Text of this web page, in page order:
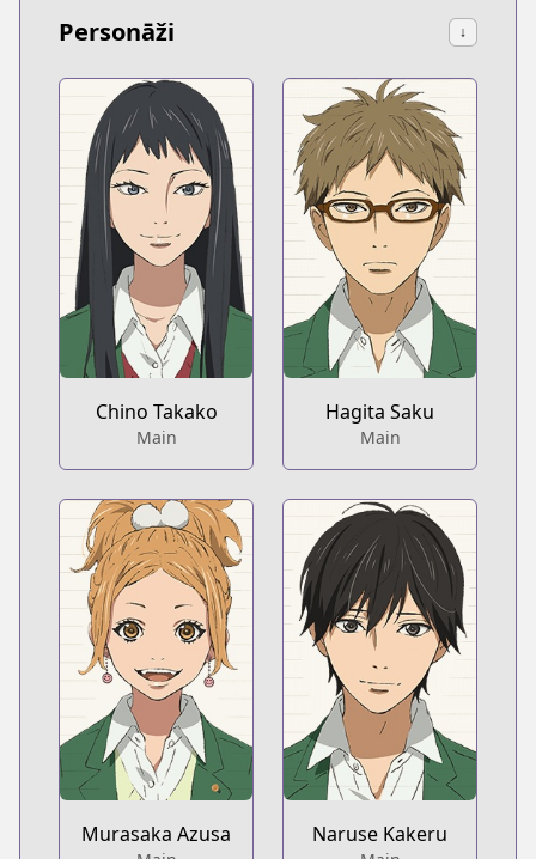
Personāži ↓
Chino Takako
Main
Hagita Saku
Main
Murasaka Azusa Naruse Kakeru